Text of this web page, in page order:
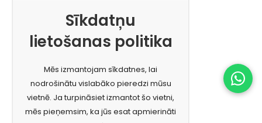
Sīkdatņu
lietošanas politika
Mēs izmantojam sīkdatnes, lai
nodrošinātu vislabāko pieredzi mūsu
vietnē. Ja turpināsiet izmantot šo vietni,
mēs pieņemsim, ka jūs esat apmierināti